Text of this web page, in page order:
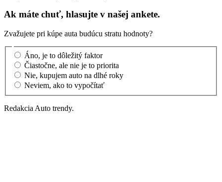
Ak máte chuť, hlasujte v našej ankete.
Zvažujete pri kúpe auta budúcu stratu hodnoty?
Áno, je to dôležitý faktor
Čiastočne, ale nie je to priorita
Nie, kupujem auto na dlhé roky
Neviem, ako to vypočítať
Redakcia Auto trendy.